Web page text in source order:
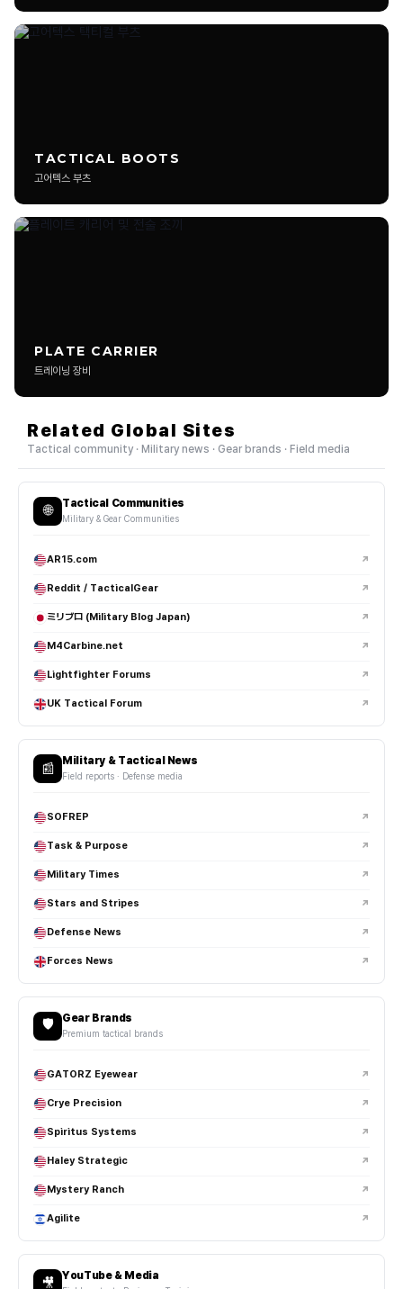
됩니다.
짧은 후기 형태도 등록 가능한가요?
광고성 리뷰도 업로드 가능한가요?
추천을 많이 받은 리뷰는 어떻게 되나요?
삭제되거나 제한되는 게시물 기준이 있나요?
EDC는 Everyday Carry의 약자로, 일상에서 항상 휴대하는 장비와
아이템 구성을 의미합니다.
EDC 플래시라이트는 왜 많이 사용하나요?
EDC 나이프는 어떤 기준으로 선택하나요?
EDC 세팅에도 스타일이 중요한가요?
택티컬 헬멧은 일반 헬멧과 어떤 차이가 있나요?
마운트가 포함되는 경우가 많습니다.
범프 헬멧과 방탄 헬멧은 어떻게 다른가요?
NVG 마운트는 어떤 용도로 사용되나요?
부니햇과 볼캡도 전술 장비로 사용되나요?
TACTICAL BOOTS
고어텍스 부츠
PLATE CARRIER
트레이닝 장비
Related Global Sites
Tactical community · Military news · Gear brands · Field media
🌐 Tactical Communities
Military & Gear Communities
AR15.com ↗
Reddit / TacticalGear ↗
ミリブロ (Military Blog Japan) ↗
M4Carbine.net ↗
Lightfighter Forums ↗
UK Tactical Forum ↗
📰 Military & Tactical News
Field reports · Defense media
SOFREP ↗
Task & Purpose ↗
Military Times ↗
Stars and Stripes ↗
Defense News ↗
Forces News ↗
🛡️ Gear Brands
Premium tactical brands
GATORZ Eyewear ↗
Crye Precision ↗
Spiritus Systems ↗
Haley Strategic ↗
Mystery Ranch ↗
Agilite ↗
🎥 YouTube & Media